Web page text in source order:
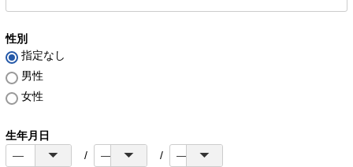
必
性別
指定なし
男性
女性
生年月日